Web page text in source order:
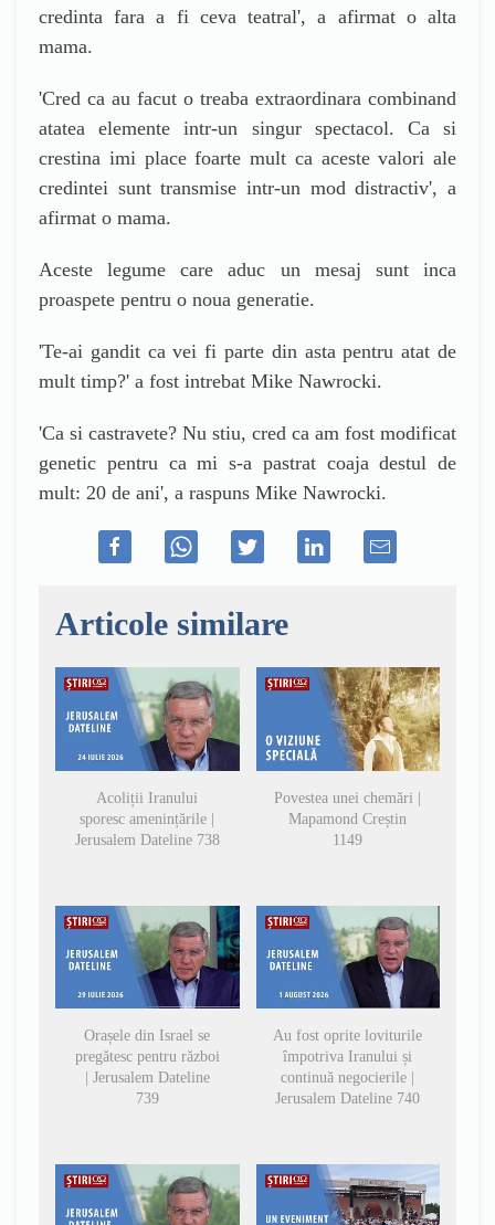
credinta fara a fi ceva teatral', a afirmat o alta
mama.
'Cred ca au facut o treaba extraordinara combinand
atatea elemente intr-un singur spectacol. Ca si
crestina imi place foarte mult ca aceste valori ale
credintei sunt transmise intr-un mod distractiv', a
afirmat o mama.
Aceste legume care aduc un mesaj sunt inca
proaspete pentru o noua generatie.
'Te-ai gandit ca vei fi parte din asta pentru atat de
mult timp?' a fost intrebat Mike Nawrocki.
'Ca si castravete? Nu stiu, cred ca am fost modificat
genetic pentru ca mi s-a pastrat coaja destul de
mult: 20 de ani', a raspuns Mike Nawrocki.
Articole similare
Acoliții Iranului
sporesc amenințările |
Jerusalem Dateline 738
Povestea unei chemări |
Mapamond Creștin
1149
Orașele din Israel se
pregătesc pentru război
| Jerusalem Dateline
739
Au fost oprite loviturile
împotriva Iranului și
continuă negocierile |
Jerusalem Dateline 740